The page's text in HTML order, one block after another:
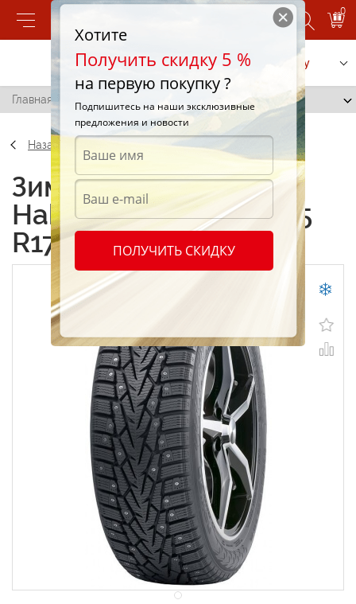
0
Позвонить Заказать услугу
Главная / Nokian Hakkapeliitta 7 285/65 R17 116T
Назад
Зимние шины Nokian
Hakkapeliitta 7 285/65
R17 116T
Хотите
Получить скидку 5 %
на первую покупку ?
Подпишитесь на наши эксклюзивные
предложения и новости
ПОЛУЧИТЬ СКИДКУ